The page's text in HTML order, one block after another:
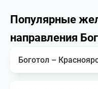
Популярные
направления
Боготол –